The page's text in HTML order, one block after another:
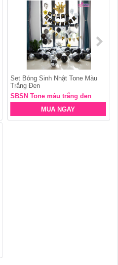
Set Bóng Sinh Nhật Tone Màu
Trắng Đen
SBSN Tone màu trắng đen
MUA NGAY